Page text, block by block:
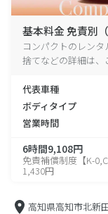
基本料金 免責別（
コンパクトのレン
捨てなどの詳細は、
代表車種
ボディタイプ
営業時間
6時間9,108円
免責補償制度【K-
1,430円
高知県高知市北新